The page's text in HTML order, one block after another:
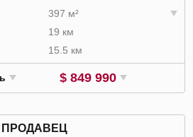
397 м²
19 км
15.5 км
$ 849 990
ПРОДАВЕЦ